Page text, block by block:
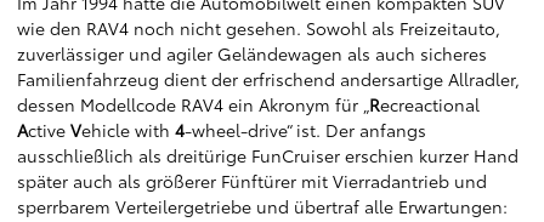
wie den RAV4 noch nicht gesehen. Sowohl als Freizeitauto,
zuverlässiger und agiler Geländewagen als auch sicheres
Familienfahrzeug dient der erfrischend andersartige Allradler,
dessen Modellcode RAV4 ein Akronym für „Recreactional
Active Vehicle with 4-wheel-drive“ ist. Der anfangs
ausschließlich als dreitürige FunCruiser erschien kurzer Hand
später auch als größerer Fünftürer mit Vierradantrieb und
sperrbarem Verteilergetriebe und übertraf alle Erwartungen: